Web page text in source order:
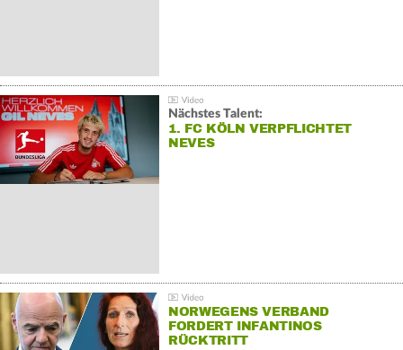
Nächstes Talent:
1. FC KÖLN VERPFLICHTET
NEVES
NORWEGENS VERBAND
FORDERT INFANTINOS
RÜCKTRITT